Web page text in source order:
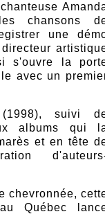
chansons
une
s'ouvre la
avec un
suivi
albums qui
et en tête
chevronnée,
Québec